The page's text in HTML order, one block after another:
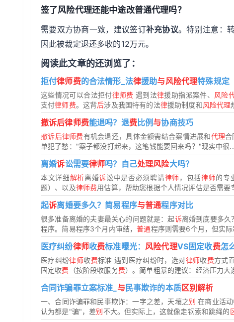
签了风险代理还能中途改普通代理吗？
需要双方协商一致，建议签订补充协议。特别注意：
因此被裁定退还多收的12万元。
阅读此文章的还浏览了：
拒付律师费的合法情形_法律援助与风险代理特殊规定
这些情况可以合法拒付律师费 遇到法律援助指派案件、 风险
支付律师费。这背后涉及我国特有的法律援助制度和风险代理
撤诉后律师费能退吗？退费比例 与协商技巧
撤诉后律师费有机会退还，具体金额需结合案情进展和代理合
单犯了愁："案子都没打起来，这笔钱能要回来吗？"现实中很
离婚诉讼需要律师吗？自己处理风险大吗？
本文详细解析离婚诉讼中是否必须聘请律师，包括律师的专
题）、以及律师费用估算，帮助您根据个人情况评估是否需要
起诉离婚要多久？简易程序与普通程序对比
很多准备离婚的夫妻最关心的问题就是：起诉离婚到底要多久
程序。简易程序3个月内审结，普通程序则需要6个月，但实
医疗纠纷律师收费标准曝光： 风险代理VS固定收费怎
医疗纠纷律师收费标准 遇到医疗纠纷时，选对律师收费方式
固定收费 （按阶段收服务费）。简单粗暴的建议：经济压力大
合同诈骗罪立案标准_ 与民事欺诈的本质区别解析
一、合同诈骗罪和民事欺诈：一字之差，天壤之别 在商业活
认为都是"骗"，差别不大。但实际上，这就像走钢索和跳绳的